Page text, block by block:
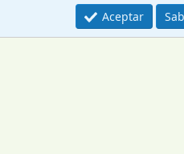
Aceptar